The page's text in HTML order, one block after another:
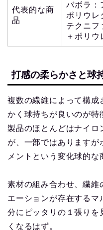
代表的な商
品
バボラ：
ポリウレ
テクニフ
＋ポリウ
打感の柔らかさと球
複数の繊維によって構成
かく球持ちが良いのが特
製品のほとんどはナイロ
が、一部ではありますが
メントという変化球的な
素材の組み合わせ、繊維
エーションが存在するマ
分にピッタリの１張りを
くなるはず。